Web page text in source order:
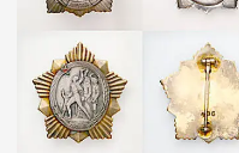
postoji(?)